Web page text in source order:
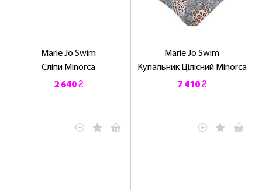
Marie Jo Swim
Сліпи Minorca
2 640 ₴
Marie Jo Swim
Купальник Цілісний Minorca
7 410 ₴